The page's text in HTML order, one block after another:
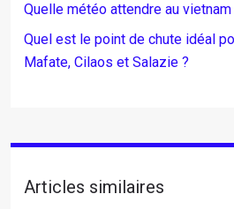
Quelle météo attendre au
Quel est le point de chute idéal
Mafate, Cilaos et Salazie ?
Articles similaires